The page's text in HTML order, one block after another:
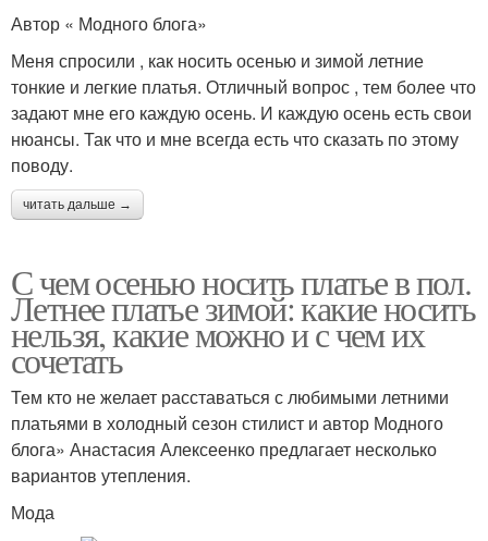
Автор « Модного блога»
Меня спросили , как носить осенью и зимой летние
тонкие и легкие платья. Отличный вопрос , тем более что
задают мне его каждую осень. И каждую осень есть свои
нюансы. Так что и мне всегда есть что сказать по этому
поводу.
читать дальше →
С чем осенью носить платье в пол.
Летнее платье зимой: какие носить
нельзя, какие можно и с чем их
сочетать
Тем кто не желает расставаться с любимыми летними
платьями в холодный сезон стилист и автор Модного
блога» Анастасия Алексеенко предлагает несколько
вариантов утепления.
Мода